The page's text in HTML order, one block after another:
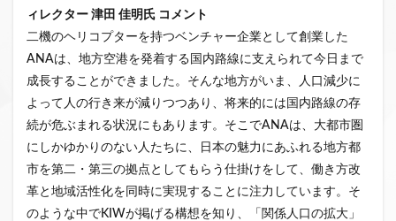
ィレクター 津田 佳明氏 コメント
二機のヘリコプターを持つベンチャー企業として創業した
ANAは、地方空港を発着する国内路線に支えられて今日まで
成長することができました。そんな地方がいま、人口減少に
よって人の行き来が減りつつあり、将来的には国内路線の存
続が危ぶまれる状況にもあります。そこでANAは、大都市圏
にしかゆかりのない人たちに、日本の魅力にあふれる地方都
市を第二・第三の拠点としてもらう仕掛けをして、働き方改
革と地域活性化を同時に実現することに注力しています。そ
のような中でKIWが掲げる構想を知り、「関係人口の拡大」